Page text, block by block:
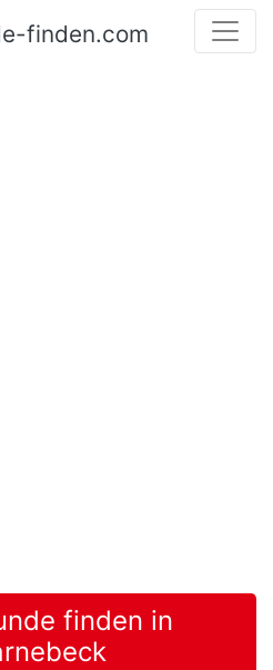
finden.com
finden in